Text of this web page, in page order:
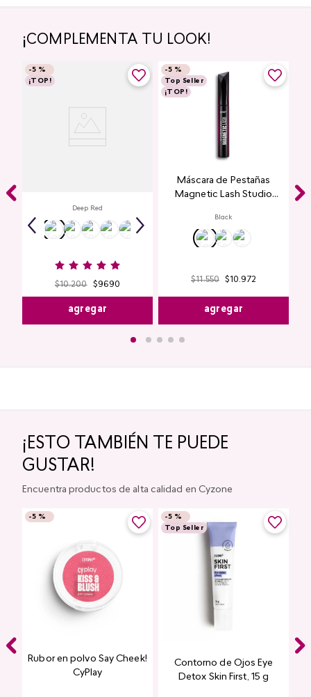
¡COMPLEMENTA TU LOOK!
-5 %
¡TOP!
Deep Red
$10.200 $9690
agregar
-5 %
Top Seller
¡TOP!
Máscara de Pestañas
Magnetic Lash Studio
Black
$11.550 $ 10.972
agregar
¡ESTO TAMBIÉN TE PUEDE
GUSTAR!
Encuentra productos de alta calidad en Cyzone
-5 %
Rubor en polvo Say Cheek!
CyPlay
-5 %
Top Seller
Contorno de Ojos Eye
Detox Skin First, 15 g